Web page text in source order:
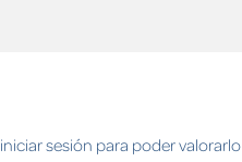
sesión para poder valorarlo